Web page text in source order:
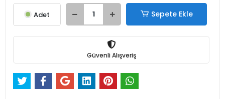
Adet Sepete Ekle
Güvenli Alışveriş